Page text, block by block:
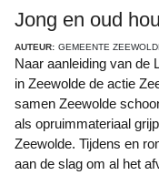
Jong en oud
AUTEUR: GEMEENTE
Naar aanleiding van de Landelijke Opschoondag op 20 maart is
in Zeewolde de actie
samen Zeewolde
als opruimmateriaal
Zeewolde. Tijdens en
aan de slag om al het